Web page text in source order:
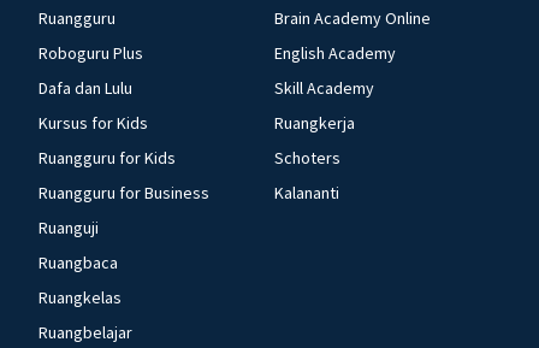
Ruangguru
Roboguru Plus
Dafa dan Lulu
Kursus for Kids
Ruangguru for Kids
Ruangguru for Business
Ruanguji
Ruangbaca
Ruangkelas
Ruangbelajar
Brain Academy Online
English Academy
Skill Academy
Ruangkerja
Schoters
Kalananti